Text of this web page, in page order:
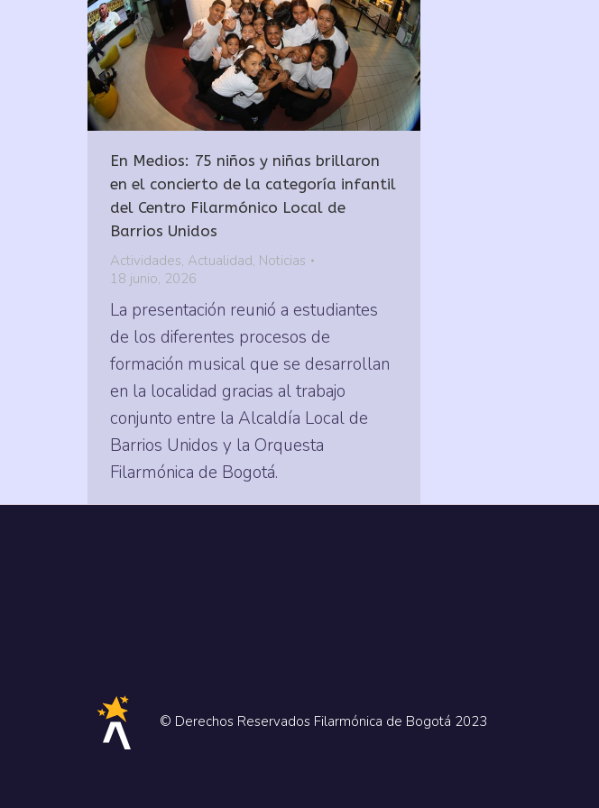
En Medios: 75 niños y niñas brillaron
en el concierto de la categoría infantil
del Centro Filarmónico Local de
Barrios Unidos
Actividades, Actualidad, Noticias
18 junio, 2026
La presentación reunió a estudiantes
de los diferentes procesos de
formación musical que se desarrollan
en la localidad gracias al trabajo
conjunto entre la Alcaldía Local de
Barrios Unidos y la Orquesta
Filarmónica de Bogotá.
© Derechos Reservados Filarmónica de Bogotá 2023